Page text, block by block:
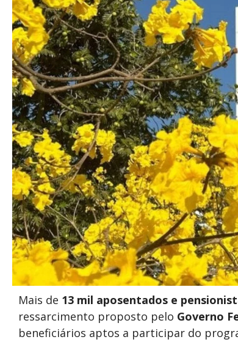
Mais de 13 mil aposentados e
ressarcimento proposto pelo Governo
beneficiários aptos a participar do